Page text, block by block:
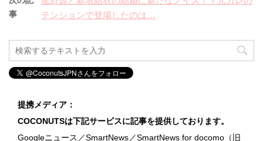
事
テンションで登場したのは…
提携メディア：
COCONUTSは下記サービスに記事を提供しております。
Googleニュース／SmartNews／SmartNews for docomo（旧